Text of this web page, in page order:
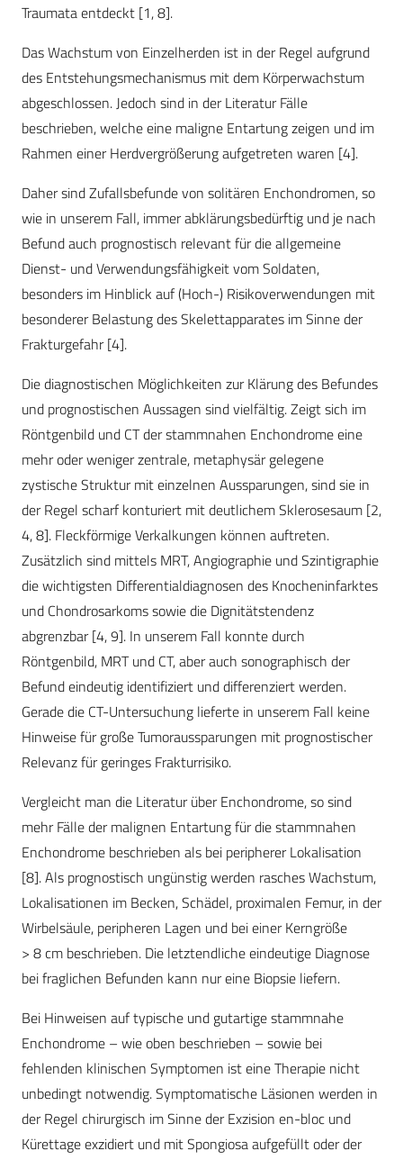
Traumata entdeckt [1, 8].
Das Wachstum von Einzelherden ist in der Regel aufgrund
des Entstehungsmechanismus mit dem Körperwachstum
abgeschlossen. Jedoch sind in der Literatur Fälle
beschrieben, welche eine maligne Entartung zeigen und im
Rahmen einer Herdvergrößerung aufgetreten waren [4].
Daher sind Zufallsbefunde von solitären Enchondromen, so
wie in unserem Fall, immer abklärungsbedürftig und je nach
Befund auch prognostisch relevant für die allgemeine
Dienst- und Verwendungsfähigkeit vom Soldaten,
besonders im Hinblick auf (Hoch-) Risikoverwendungen mit
besonderer Belastung des Skelettapparates im Sinne der
Frakturgefahr [4].
Die diagnostischen Möglichkeiten zur Klärung des Befundes
und prognostischen Aussagen sind vielfältig. Zeigt sich im
Röntgenbild und CT der stammnahen Enchondrome eine
mehr oder weniger zentrale, metaphysär gelegene
zystische Struktur mit einzelnen Aussparungen, sind sie in
der Regel scharf konturiert mit deutlichem Sklerosesaum [2,
4, 8]. Fleckförmige Verkalkungen können auftreten.
Zusätzlich sind mittels MRT, Angiographie und Szintigraphie
die wichtigsten Differentialdiagnosen des Knocheninfarktes
und Chondrosarkoms sowie die Dignitätstendenz
abgrenzbar [4, 9]. In unserem Fall konnte durch
Röntgenbild, MRT und CT, aber auch sonographisch der
Befund eindeutig identifiziert und differenziert werden.
Gerade die CT-Untersuchung lieferte in unserem Fall keine
Hinweise für große Tumoraussparungen mit prognostischer
Relevanz für geringes Frakturrisiko.
Vergleicht man die Literatur über Enchondrome, so sind
mehr Fälle der malignen Entartung für die stammnahen
Enchondrome beschrieben als bei peripherer Lokalisation
[8]. Als prognostisch ungünstig werden rasches Wachstum,
Lokalisationen im Becken, Schädel, proximalen Femur, in der
Wirbelsäule, peripheren Lagen und bei einer Kerngröße
> 8 cm beschrieben. Die letztendliche eindeutige Diagnose
bei fraglichen Befunden kann nur eine Biopsie liefern.
Bei Hinweisen auf typische und gutartige stammnahe
Enchondrome – wie oben beschrieben – sowie bei
fehlenden klinischen Symptomen ist eine Therapie nicht
unbedingt notwendig. Symptomatische Läsionen werden in
der Regel chirurgisch im Sinne der Exzision en-bloc und
Kürettage exzidiert und mit Spongiosa aufgefüllt oder der